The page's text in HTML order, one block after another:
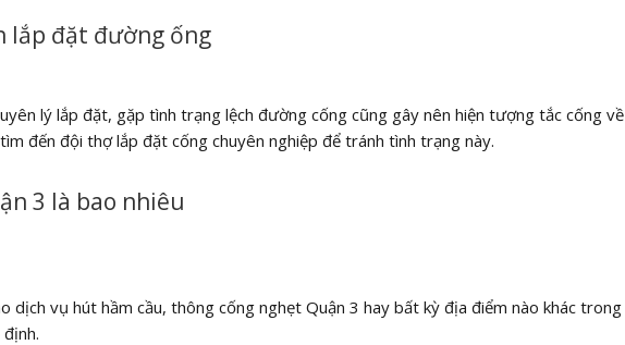
lắp đặt đường ống
lý lắp đặt, gặp tình trạng lệch đường cống cũng gây nên hiện tượng tắc cống về
đến đội thợ lắp đặt cống chuyên nghiệp để tránh tình trạng này.
3 là bao nhiêu
dịch vụ hút hầm cầu, thông cống nghẹt Quận 3 hay bất kỳ địa điểm nào khác trong